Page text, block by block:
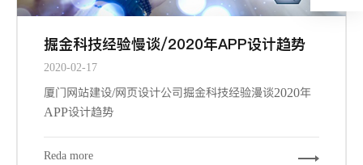
掘金科技经验慢谈/2020年APP设计趋势
2020-02-17
厦门网站建设/网页设计公司掘金科技经验漫谈2020年
APP设计趋势
Reda more